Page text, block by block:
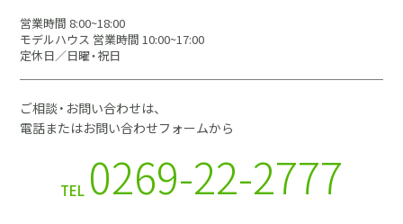
営業時間 8:00~18:00
モデルハウス 営業時間 10:00~17:00
定休日／日曜・祝日
ご相談・お問い合わせは、
電話またはお問い合わせフォームから
TEL 0269-22-2777